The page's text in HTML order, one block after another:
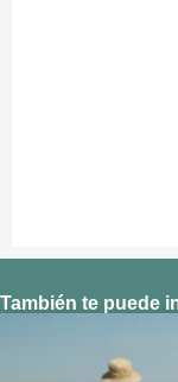
También te puede